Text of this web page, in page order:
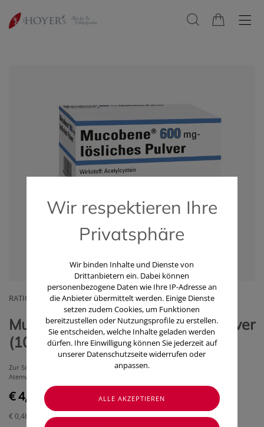
RATIOPHARM ARZNEIMITTEL VERTRIEBS GMBH
Mucobene® 600 mg lösliches Pulver
(10 Stk.)
Zur Schleimlösung und zum erleichterten Abhusten bei
Atemwegserkrankungen.
€ 4,80
€ 0,48
/ Stück
Wir respektieren Ihre
Privatsphäre
Wir binden Inhalte und Dienste von
Drittanbietern ein. Dabei können
personenbezogene Daten wie Ihre IP-Adresse an
die Anbieter übermittelt werden. Einige Dienste
setzen zudem Cookies, um Funktionen
bereitzustellen oder Nutzungsprofile zu erstellen.
Sie entscheiden, welche Inhalte geladen werden
dürfen. Ihre Einwilligung können Sie jederzeit auf
unserer Datenschutzseite widerrufen oder
anpassen.